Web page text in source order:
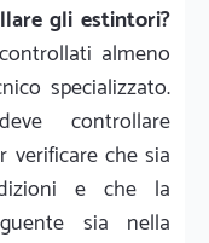
gli estintori?
almeno
specializzato.
controllare
verificare che sia
e che la
sia nella